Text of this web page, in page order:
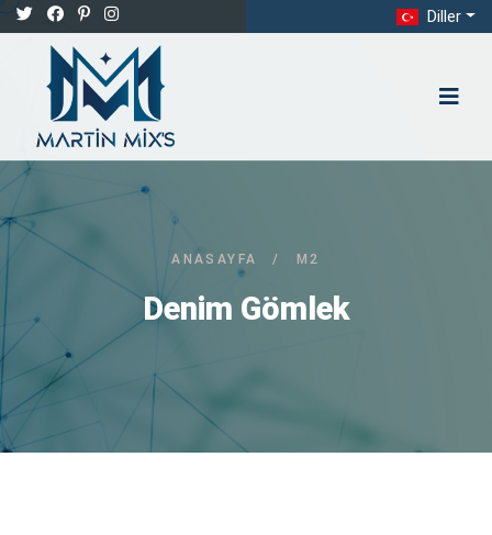
Diller
ANASAYFA / M2
Denim Gömlek